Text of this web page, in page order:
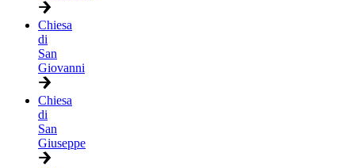
Chiesa
di
San
Giovanni
Chiesa
di
San
Giuseppe